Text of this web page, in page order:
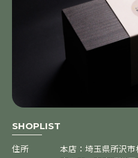
SHOPLIST
住所
本店：埼玉県所沢